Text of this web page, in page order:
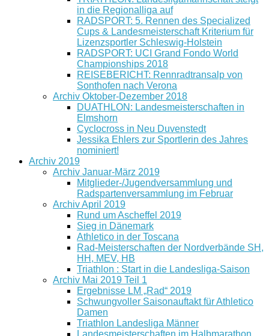
in die Regionalliga auf
RADSPORT: 5. Rennen des Specialized
Cups & Landesmeisterschaft Kriterium für
Lizenzsportler Schleswig-Holstein
RADSPORT: UCI Grand Fondo World
Championships 2018
REISEBERICHT: Rennradtransalp von
Sonthofen nach Verona
Archiv Oktober-Dezember 2018
DUATHLON: Landesmeisterschaften in
Elmshorn
Cyclocross in Neu Duvenstedt
Jessika Ehlers zur Sportlerin des Jahres
nominiert!
Archiv 2019
Archiv Januar-März 2019
Mitglieder-/Jugendversammlung und
Radspartenversammlung im Februar
Archiv April 2019
Rund um Ascheffel 2019
Sieg in Dänemark
Athletico in der Toscana
Rad-Meisterschaften der Nordverbände SH,
HH, MEV, HB
Triathlon : Start in die Landesliga-Saison
Archiv Mai 2019 Teil 1
Ergebnisse LM „Rad“ 2019
Schwungvoller Saisonauftakt für Athletico
Damen
Triathlon Landesliga Männer